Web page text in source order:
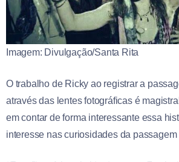
Imagem: Divulgação/Santa Rita
O trabalho de Ricky ao registrar a
através das lentes fotográficas é
em contar de forma interessante essa
interesse nas curiosidades da